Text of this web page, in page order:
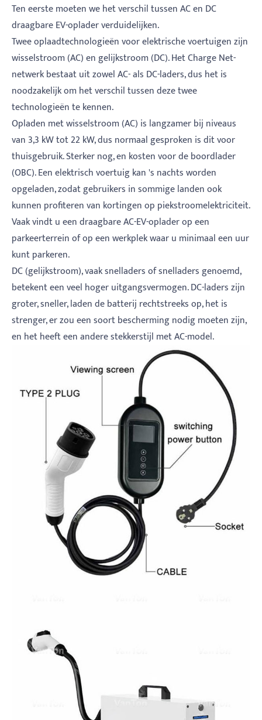
Ten eerste moeten we het verschil tussen AC en DC
draagbare EV-oplader verduidelijken.
Twee oplaadtechnologieën voor elektrische voertuigen zijn
wisselstroom (AC) en gelijkstroom (DC). Het Charge Net-
netwerk bestaat uit zowel AC- als DC-laders, dus het is
noodzakelijk om het verschil tussen deze twee
technologieën te kennen.
Opladen met wisselstroom (AC) is langzamer bij niveaus
van 3,3 kW tot 22 kW, dus normaal gesproken is dit voor
thuisgebruik. Sterker nog, en kosten voor de boordlader
(OBC). Een elektrisch voertuig kan 's nachts worden
opgeladen, zodat gebruikers in sommige landen ook
kunnen profiteren van kortingen op piekstroomelektriciteit.
Vaak vindt u een draagbare AC-EV-oplader op een
parkeerterrein of op een werkplek waar u minimaal een uur
kunt parkeren.
DC (gelijkstroom), vaak snelladers of snelladers genoemd,
betekent een veel hoger uitgangsvermogen. DC-laders zijn
groter, sneller, laden de batterij rechtstreeks op, het is
strenger, er zou een soort bescherming nodig moeten zijn,
en het heeft een andere stekkerstijl met AC-model.